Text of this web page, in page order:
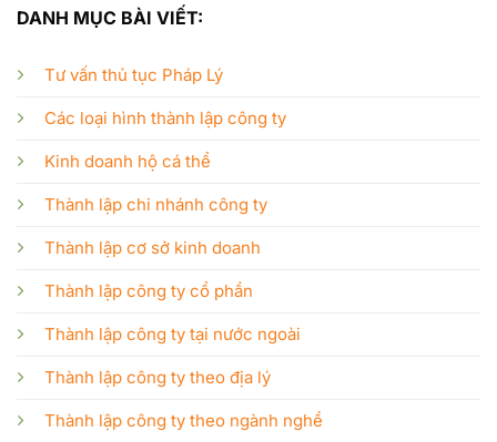
DANH MỤC BÀI VIẾT:
Tư vấn thủ tục Pháp Lý
Các loại hình thành lập công ty
Kinh doanh hộ cá thể
Thành lập chi nhánh công ty
Thành lập cơ sở kinh doanh
Thành lập công ty cổ phần
Thành lập công ty tại nước ngoài
Thành lập công ty theo địa lý
Thành lập công ty theo ngành nghề